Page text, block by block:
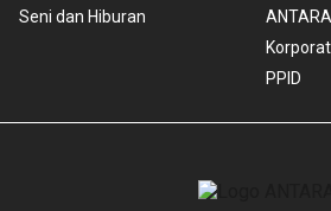
Seni dan Hiburan
Korporat
PPID